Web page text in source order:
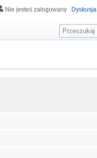
Nie jesteś zalogowany Dyskusja
Szukaj